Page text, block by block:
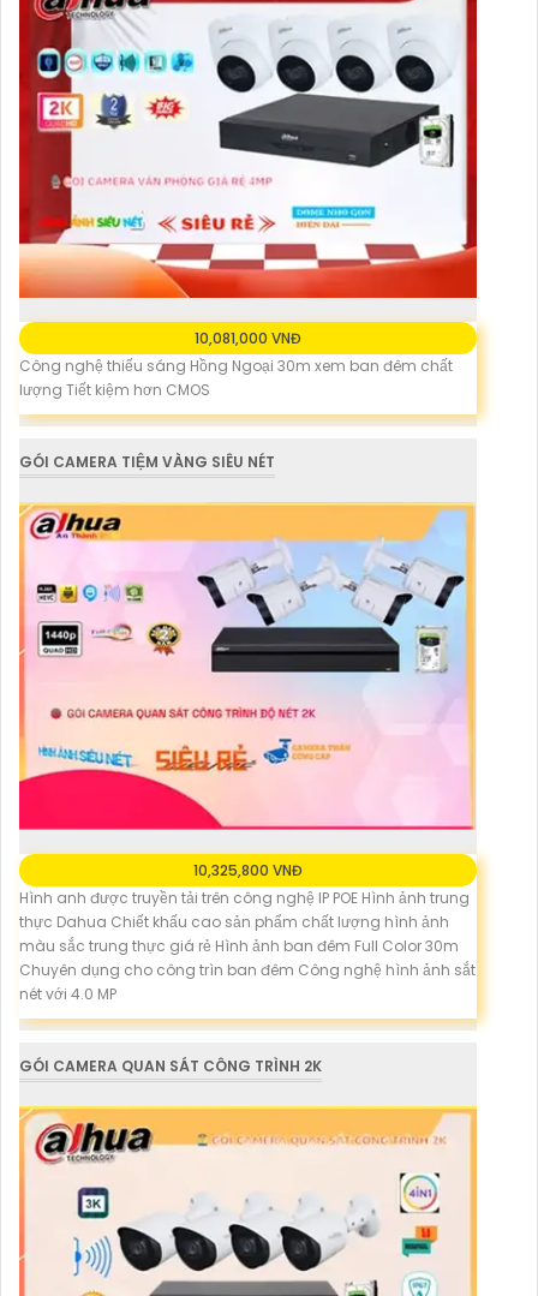
10,081,000 VNĐ
Công nghệ thiếu sáng Hồng Ngoại 30m xem ban đêm chất
lượng Tiết kiệm hơn CMOS
GÓI CAMERA TIỆM VÀNG SIÊU NÉT
10,325,800 VNĐ
Hình anh được truyền tải trên công nghệ IP POE Hình ảnh trung
thực Dahua Chiết khấu cao sản phẩm chất lượng hình ảnh
màu sắc trung thực giá rẻ Hình ảnh ban đêm Full Color 30m
Chuyên dụng cho công trìn ban đêm Công nghệ hình ảnh sắt
nét với 4.0 MP
GÓI CAMERA QUAN SÁT CÔNG TRÌNH 2K